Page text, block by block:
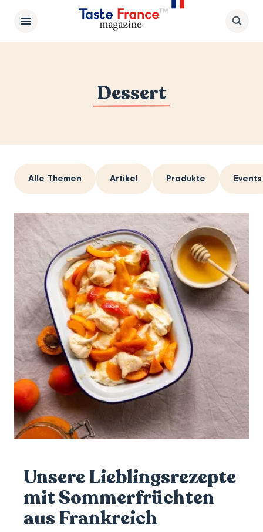
Dessert
Alle Themen Artikel Produkte Events
Unsere Lieblingsrezepte
mit Sommerfrüchten
aus Frankreich